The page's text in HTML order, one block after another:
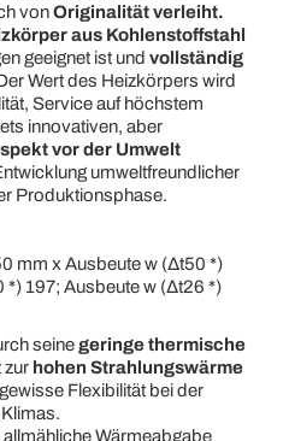
vonOriginalität verleiht.
aus Kohlenstoffstahl
geeignet ist und vollständig
Wert des Heizkörpers wird
Service auf höchstem
innovativen, aber
vor der Umwelt
umweltfreundlicher
Produktionsphase.
mm x Ausbeute w (Δt50 *)
197; Ausbeute w (Δt26 *)
seinegeringe thermische
zur hohen Strahlungswärme
Flexibilität bei der
Wärmeabgabe